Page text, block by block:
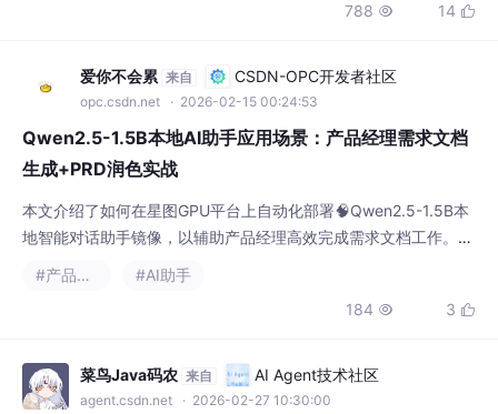
太够用——比如当你的知识库里混合了长文
本、复杂的统计图表、视频流时，单纯依靠 C
788  14 
爱你不会累 来自 CSDN-OPC开发者社区
opc.csdn.net · 2026-02-15 00:24:53
Qwen2.5-1.5B本地AI助手应用场景：产品经理需求文档
生成+PRD润色实战
本文介绍了如何在星图GPU平台上自动化部署🧠Qwen2.5-1.5B本
地智能对话助手镜像，以辅助产品经理高效完成需求文档工作。该
平台简化了部署流程，用户可快速搭建私有化AI环境，利用该模型
#产品经理
#AI助手
184  3 
菜鸟Java码农 来自 AI Agent技术社区
agent.csdn.net · 2026-02-27 10:30:00